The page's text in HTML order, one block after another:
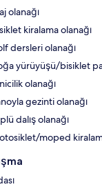
olanağı
kiralama olanağı
dersleri olanağı
yürüyüşü/bisiklet
olanağı
gezinti olanağı
dalış olanağı
moped